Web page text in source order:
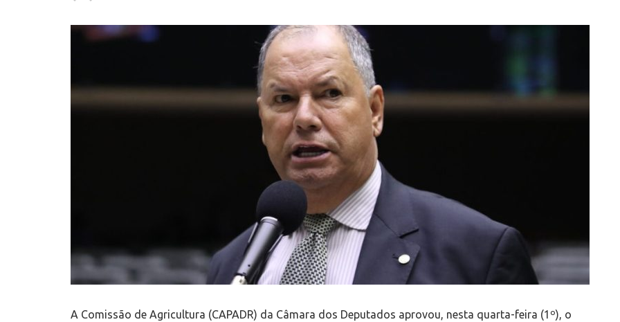
A Comissão de Agricultura (CAPADR) da Câmara dos Deputados aprovou, nesta quarta-feira (1º), o